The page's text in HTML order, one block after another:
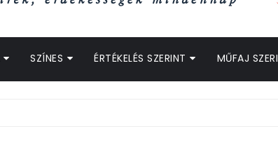
SZÍNES ÉRTÉKELÉS SZERINT MŰFAJ